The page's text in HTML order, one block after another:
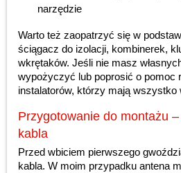
narzędzie
Warto też zaopatrzyć się w
ściągacz do izolacji, kombinerek,
wkrętaków. Jeśli nie masz
wypożyczyć lub poprosić o pomoc
instalatorów, którzy mają
Przygotowanie do montażu
kabla
Przed wbiciem pierwszego
kabla. W moim przypadku antena